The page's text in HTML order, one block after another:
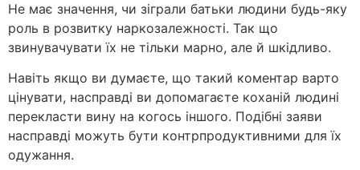
Не має значення, чи зіграли батьки людини будь-яку
роль в розвитку наркозалежності. Так що
звинувачувати їх не тільки марно, але й шкідливо.
Навіть якщо ви думаєте, що такий коментар варто
цінувати, насправді ви допомагаєте коханій людині
перекласти вину на когось іншого. Подібні заяви
насправді можуть бути контрпродуктивними для їх
одужання.